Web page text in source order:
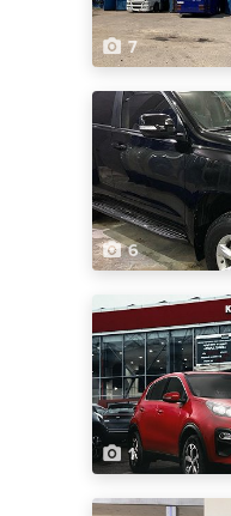
7
6
1